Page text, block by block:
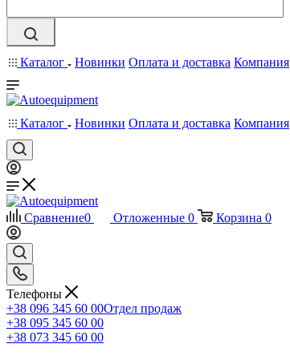
Каталог Новинки Оплата и доставка Компания
Каталог Новинки Оплата и доставка Компания
Сравнение0 Отложенные 0 Корзина 0
Телефоны
+38 096 345 60 00Отдел продаж
+38 095 345 60 00
+38 073 345 60 00